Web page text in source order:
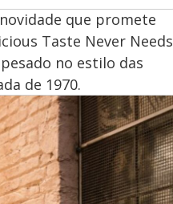
que promete
Taste Never Needs
no estilo das
de 1970.